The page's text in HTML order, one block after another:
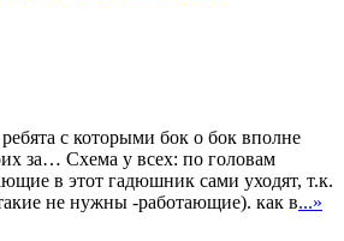
с которыми бок о бок вполне
за… Схема у всех: по головам
в этот гадюшник сами уходят, т.к.
не нужны -работающие). как в...»